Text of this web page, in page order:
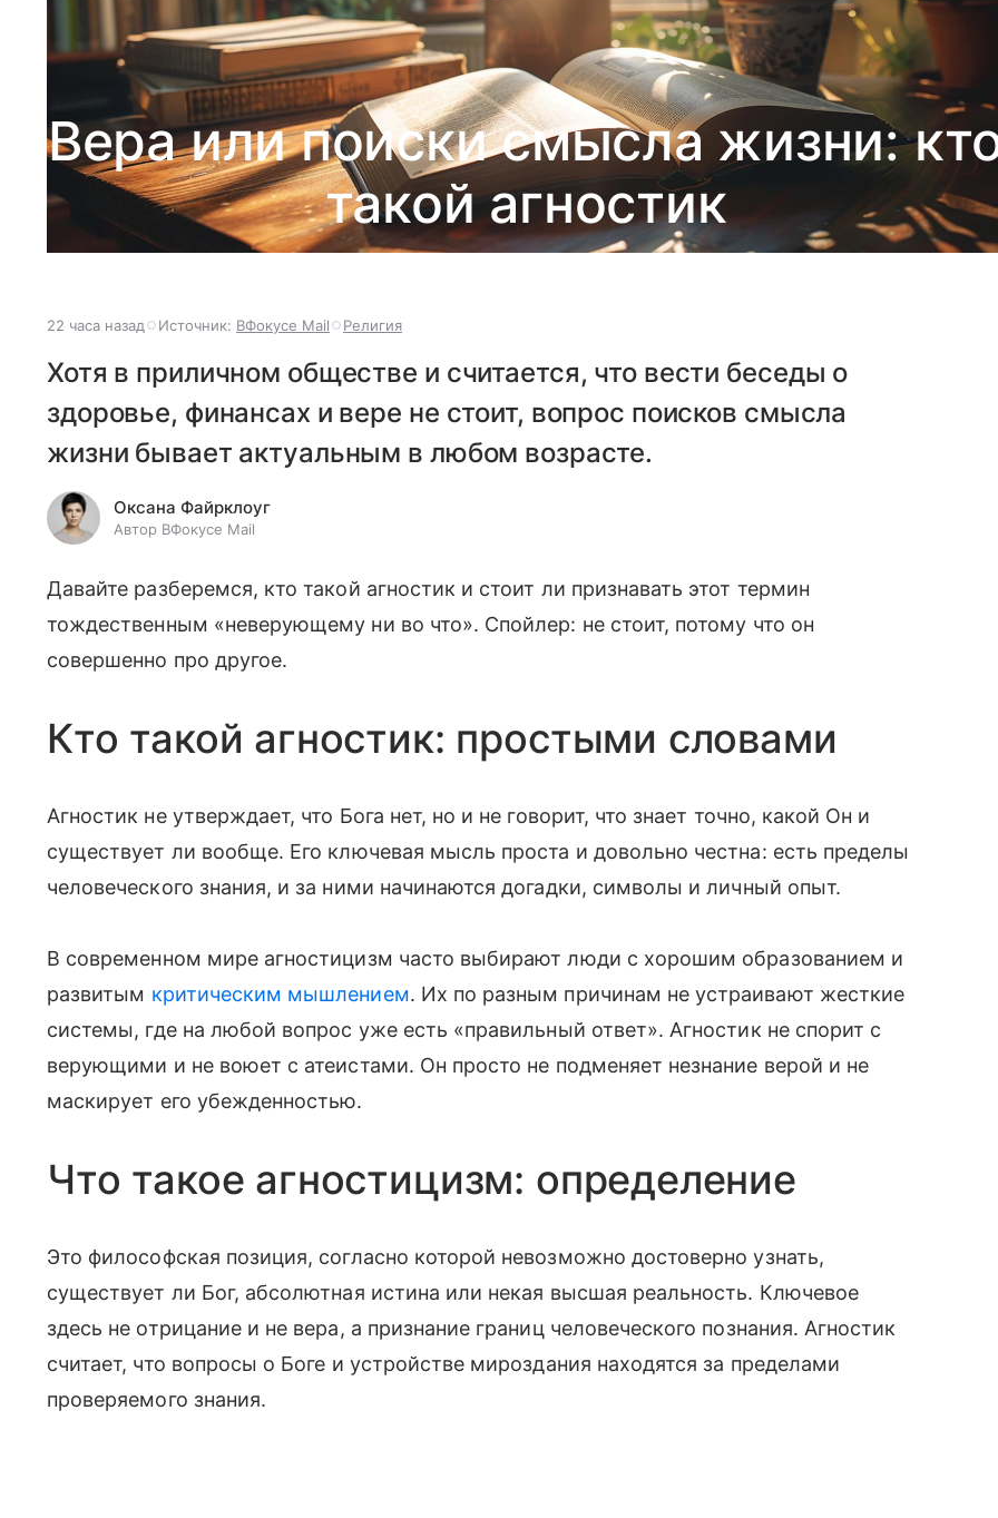
Вера или поиски смысла жизни:
такой агностик
22 часа назад Источник: ВФокусе Mail Религия
Хотя в приличном обществе и считается, что вести беседы о
здоровье, финансах и вере не стоит, вопрос поисков смысла
жизни бывает актуальным в любом возрасте.
Оксана Файрклоуг
Автор ВФокусе Mail
Давайте разберемся, кто такой агностик и стоит ли признавать этот термин
тождественным «неверующему ни во что». Спойлер: не стоит, потому что он
совершенно про другое.
Кто такой агностик: простыми словами
Агностик не утверждает, что Бога нет, но и не говорит, что знает точно, какой Он и
существует ли вообще. Его ключевая мысль проста и довольно честна: есть пределы
человеческого знания, и за ними начинаются догадки, символы и личный опыт.
В современном мире агностицизм часто выбирают люди с хорошим образованием и
развитым критическим мышлением. Их по разным причинам не устраивают жесткие
системы, где на любой вопрос уже есть «правильный ответ». Агностик не спорит с
верующими и не воюет с атеистами. Он просто не подменяет незнание верой и не
маскирует его убежденностью.
Что такое агностицизм: определение
Это философская позиция, согласно которой невозможно достоверно узнать,
существует ли Бог, абсолютная истина или некая высшая реальность. Ключевое
здесь не отрицание и не вера, а признание границ человеческого познания. Агностик
считает, что вопросы о Боге и устройстве мироздания находятся за пределами
проверяемого знания.